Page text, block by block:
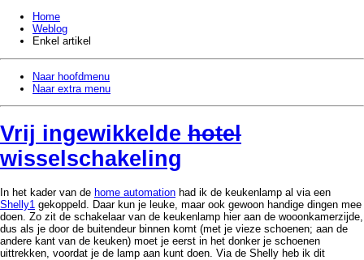
Home
Weblog
Enkel artikel
Naar hoofdmenu
Naar extra menu
Vrij ingewikkelde hotel
wisselschakeling
In het kader van de home automation had ik de keukenlamp al via een
Shelly1 gekoppeld. Daar kun je leuke, maar ook gewoon handige dingen mee
doen. Zo zit de schakelaar van de keukenlamp hier aan de wooonkamerzijde,
dus als je door de buitendeur binnen komt (met je vieze schoenen; aan de
andere kant van de keuken) moet je eerst in het donker je schoenen
uittrekken, voordat je de lamp aan kunt doen. Via de Shelly heb ik dit